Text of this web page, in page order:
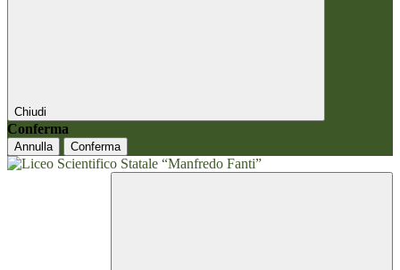
Chiudi
Conferma
Annulla Conferma